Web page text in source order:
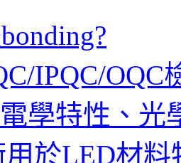
IPQC/OQC
學特性、光
用於LED材料